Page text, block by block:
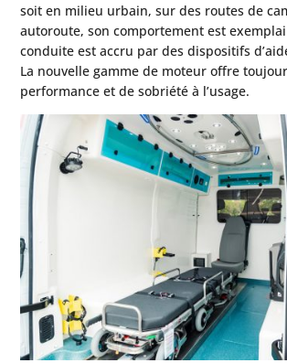
soit en milieu urbain, sur des routes de
autoroute, son comportement est
conduite est accru par des dispositifs
La nouvelle gamme de moteur offre
performance et de sobriété à l’usage.